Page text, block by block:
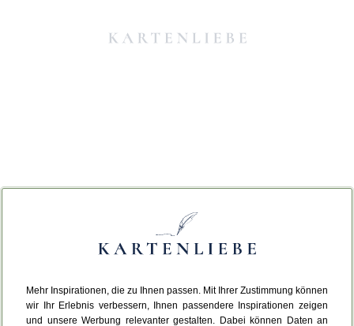
Mehr Inspirationen, die zu Ihnen passen. Mit Ihrer Zustimmung können
wir Ihr Erlebnis verbessern, Ihnen passendere Inspirationen zeigen
und unsere Werbung relevanter gestalten. Dabei können Daten an
Da ist etwas schiefgelaufen.